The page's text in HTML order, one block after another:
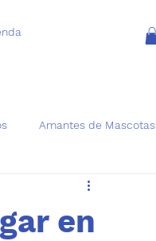
Amantes de Mascotas
en